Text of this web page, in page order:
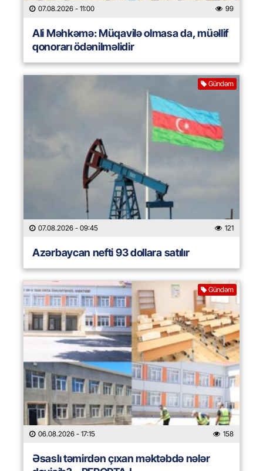
07.08.2026 - 11:00 99
Ali Məhkəmə: Müqavilə olmasa da, müəllif
qonorarı ödənilməlidir
Gündəm
07.08.2026 - 09:45 121
Azərbaycan nefti 93 dollara satılır
Gündəm
06.08.2026 - 17:15 158
Əsaslı təmirdən çıxan məktəbdə nələr